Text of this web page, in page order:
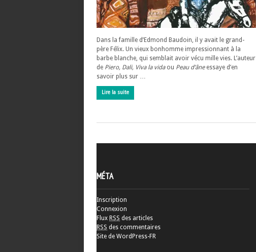
Dans la famille d’Edmond Baudoin, il y avait le grand-
père Félix. Un vieux bonhomme impressionnant à la
barbe blanche, qui semblait avoir vécu mille vies. L’auteur
de Piero, Dali, Viva la vida ou Peau d’âneessaye d’en
savoir plus sur …
Lire la suite
MÉTA
Inscription
Connexion
Flux RSS des articles
RSS des commentaires
Site de WordPress-FR